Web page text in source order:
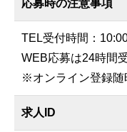
応募時の注意事項
TEL受付時間：
WEB応募は24時間
※オンライン登録随
求人ID